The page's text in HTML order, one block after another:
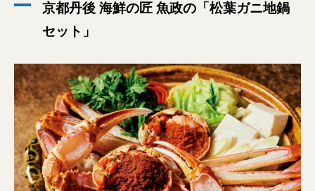
京都丹後 海鮮の匠 魚政の「松葉ガニ地鍋
セット」